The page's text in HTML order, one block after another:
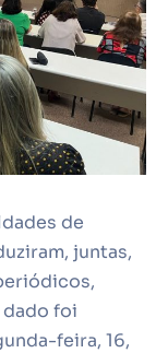
de
juntas,
foi
feira, 16,